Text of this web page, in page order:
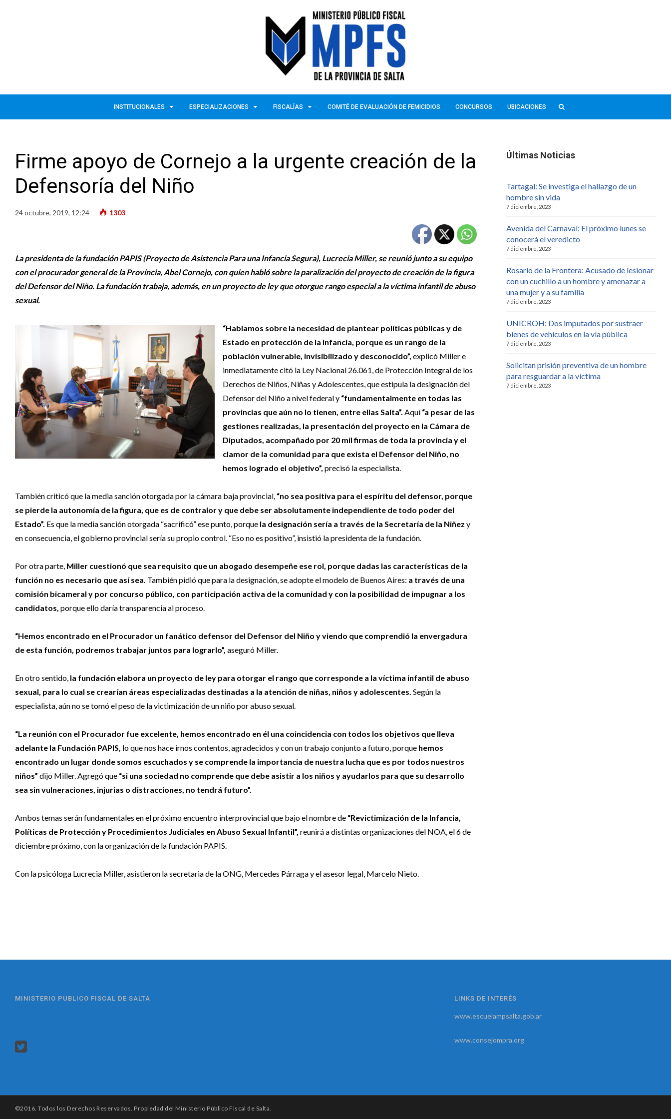
INSTITUCIONALES ESPECIALIZACIONES FISCALÍAS COMITÉ DE EVALUACIÓN DE FEMICIDIOS CONCURSOS UBICACIONES
Firme apoyo de Cornejo a la urgente creación de la
Defensoría del Niño
24 octubre, 2019, 12:24 1303
La presidenta de la fundación PAPIS (Proyecto de Asistencia Para una Infancia Segura), Lucrecia Miller, se reunió junto a su equipo
con el procurador general de la Provincia, Abel Cornejo, con quien habló sobre la paralización del proyecto de creación de la figura
del Defensor del Niño. La fundación trabaja, además, en un proyecto de ley que otorgue rango especial a la víctima infantil de abuso
sexual.
“Hablamos sobre la necesidad de plantear políticas públicas y de
Estado en protección de la infancia, porque es un rango de la
población vulnerable, invisibilizado y desconocido”, explicó Miller e
inmediatamente citó la Ley Nacional 26.061, de Protección Integral de los
Derechos de Niños, Niñas y Adolescentes, que estipula la designación del
Defensor del Niño a nivel federal y “fundamentalmente en todas las
provincias que aún no lo tienen, entre ellas Salta”. Aquí“a pesar de las
gestiones realizadas, la presentación del proyecto en la Cámara de
Diputados, acompañado por 20 mil firmas de toda la provincia y el
clamor de la comunidad para que exista el Defensor del Niño, no
hemos logrado el objetivo”, precisó la especialista.
También criticó que la media sanción otorgada por la cámara baja provincial, “no sea positiva para el espíritu del defensor, porque
se pierde la autonomía de la figura, que es de contralor y que debe ser absolutamente independiente de todo poder del
Estado”. Es que la media sanción otorgada “sacrificó” ese punto, porque la designación sería a través de la Secretaría de la Niñez y
en consecuencia, el gobierno provincial sería su propio control. “Eso no es positivo”, insistió la presidenta de la fundación.
Por otra parte, Miller cuestionó que sea requisito que un abogado desempeñe ese rol, porque dadas las características de la
función no es necesario que así sea. También pidió que para la designación, se adopte el modelo de Buenos Aires: a través de una
comisión bicameral y por concurso público, con participación activa de la comunidad y con la posibilidad de impugnar a los
candidatos, porque ello daría transparencia al proceso.
“Hemos encontrado en el Procurador un fanático defensor del Defensor del Niño y viendo que comprendió la envergadura
de esta función, podremos trabajar juntos para lograrlo”, aseguró Miller.
En otro sentido, la fundación elabora un proyecto de ley para otorgar el rango que corresponde a la víctima infantil de abuso
sexual, para lo cual se crearían áreas especializadas destinadas a la atención de niñas, niños y adolescentes. Según la
especialista, aún no se tomó el peso de la victimización de un niño por abuso sexual.
“La reunión con el Procurador fue excelente, hemos encontrado en él una coincidencia con todos los objetivos que lleva
adelante la Fundación PAPIS, lo que nos hace irnos contentos, agradecidos y con un trabajo conjunto a futuro, porque hemos
encontrado un lugar donde somos escuchados y se comprende la importancia de nuestra lucha que es por todos nuestros
niños” dijo Miller. Agregó que “si una sociedad no comprende que debe asistir a los niños y ayudarlos para que su desarrollo
sea sin vulneraciones, injurias o distracciones, no tendrá futuro”.
Ambos temas serán fundamentales en el próximo encuentro interprovincial que bajo el nombre de “Revictimización de la Infancia,
Políticas de Protección y Procedimientos Judiciales en Abuso Sexual Infantil”, reunirá a distintas organizaciones del NOA, el 6 de
diciembre próximo, con la organización de la fundación PAPIS.
Con la psicóloga Lucrecia Miller, asistieron la secretaria de la ONG, Mercedes Párraga y el asesor legal, Marcelo Nieto.
Últimas Noticias
Tartagal: Se investiga el hallazgo de un
hombre sin vida
7 diciembre, 2023
Avenida del Carnaval: El próximo lunes se
conocerá el veredicto
7 diciembre, 2023
Rosario de la Frontera: Acusado de lesionar
con un cuchillo a un hombre y amenazar a
una mujer y a su familia
7 diciembre, 2023
UNICROH: Dos imputados por sustraer
bienes de vehículos en la vía pública
7 diciembre, 2023
Solicitan prisión preventiva de un hombre
para resguardar a la víctima
7 diciembre, 2023
MINISTERIO PUBLICO FISCAL DE SALTA LINKS DE INTERÉS
www.escuelampsalta.gob.ar
www.consejompra.org
©2016. Todos los Derechos Reservados. Propiedad del Ministerio Público Fiscal de Salta.